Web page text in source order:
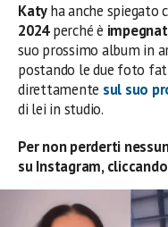
Katyha anche spiegato
2024perché è
suo prossimo album in
postando le due foto
direttamente sul suo
di lei in studio.
Per non perderti
su Instagram, cliccando